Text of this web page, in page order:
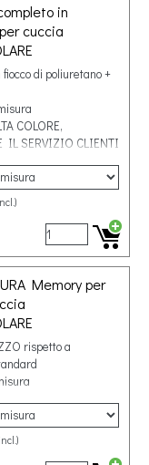
in
cuccia
di poliuretano +
COLORE,
IL SERVIZIO CLIENTI
Memory per
rispetto a